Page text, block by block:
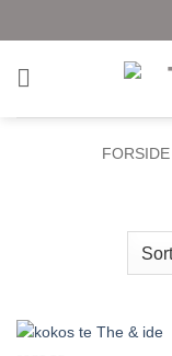
FORSIDE